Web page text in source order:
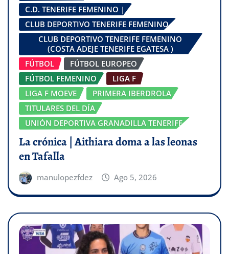
C.D. TENERIFE FEMENINO |
CLUB DEPORTIVO TENERIFE FEMENINO
CLUB DEPORTIVO TENERIFE FEMENINO
(COSTA ADEJE TENERIFE EGATESA )
FÚTBOL
FÚTBOL EUROPEO
FÚTBOL FEMENINO
LIGA F
LIGA F MOEVE
PRIMERA IBERDROLA
TITULARES DEL DÍA
UNIÓN DEPORTIVA GRANADILLA TENERIFE
La crónica | Aithiara doma a las leonas
en Tafalla
manulopezfdez Ago 5, 2026